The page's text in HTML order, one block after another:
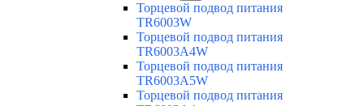
Торцевой подвод питания
TR6003W
Торцевой подвод питания
TR6003A4W
Торцевой подвод питания
TR6003A5W
Торцевой подвод питания